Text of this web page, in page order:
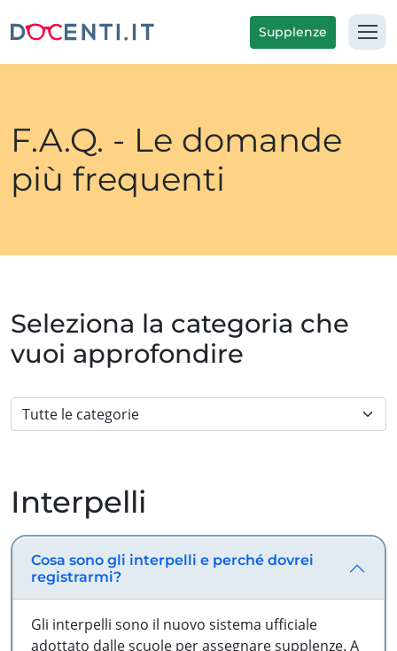
Supplenze
F.A.Q. - Le domande
più frequenti
Seleziona la categoria che
vuoi approfondire
Interpelli
Cosa sono gli interpelli e perché dovrei
registrarmi?
Gli interpelli sono il nuovo sistema ufficiale
adottato dalle scuole per assegnare supplenze. A